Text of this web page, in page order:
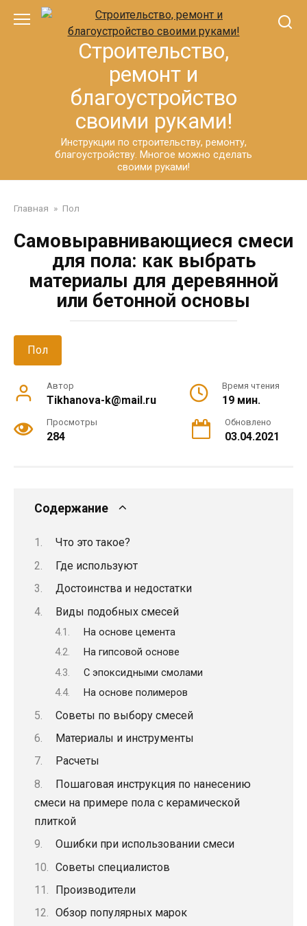
Перейти
Строительство,
ремонт и
благоустройство
своими руками!
Инструкции по строительству, ремонту,
благоустройству. Многое можно сделать
своими руками!
Главная » Пол
Самовыравнивающиеся смеси
для пола: как выбрать
материалы для деревянной
или бетонной основы
Пол
Автор
Tikhanova-k@mail.ru
Время чтения
19 мин.
Просмотры
284
Обновлено
03.04.2021
Содержание
Что это такое?
Где используют
Достоинства и недостатки
Виды подобных смесей
На основе цемента
На гипсовой основе
С эпоксидными смолами
На основе полимеров
Советы по выбору смесей
Материалы и инструменты
Расчеты
Пошаговая инструкция по нанесению
смеси на примере пола с керамической
плиткой
Ошибки при использовании смеси
Советы специалистов
Производители
Обзор популярных марок